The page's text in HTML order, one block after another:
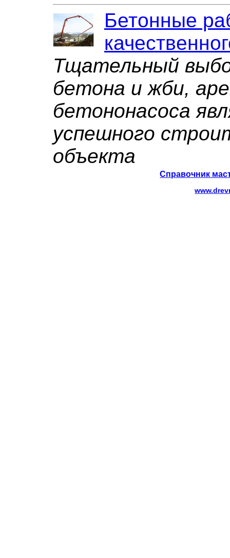
Бетонные
Тщательный
бетона и жби,
бетононасоса
успешного
объекта
Справочник